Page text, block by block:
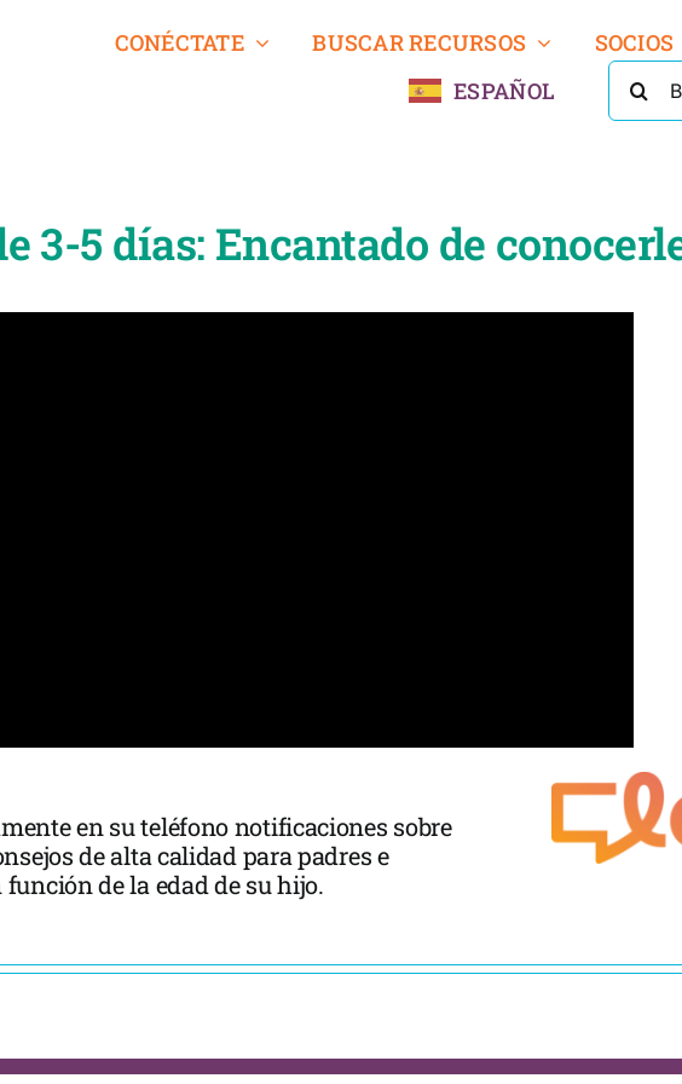
CONÉCTATE BUSCAR RECURSOS SOCIOS
ESPAÑOL
BUSCA:
3-5 días: Encantado de
en su teléfono notificaciones sobre
de alta calidad para padres e
de la edad de su hijo.